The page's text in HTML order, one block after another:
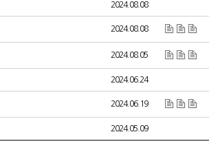
2024.08.08
2024.08.08
2024.08.05
2024.06.24
2024.06.19
2024.05.09